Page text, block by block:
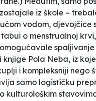
iz škole –
vodom, djevojčice
o menstrualnoj
knjige Pola Neba, iz
i kompleksniji nego
samo logističku
kulturološkim